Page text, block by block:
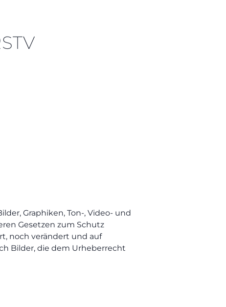
Graphiken, Ton-, Video- und
Gesetzen zum Schutz
noch verändert und auf
Bilder, die dem Urheberrecht